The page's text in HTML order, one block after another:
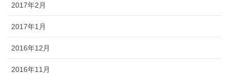
2017年2月
2017年1月
2016年12月
2016年11月